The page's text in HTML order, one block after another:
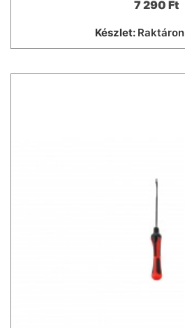
7 290 Ft
Készlet: Raktáron